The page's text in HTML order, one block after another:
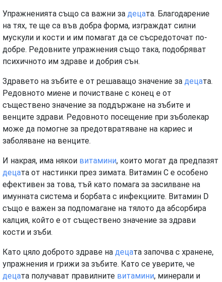
Упражненията също са важни за децата. Благодарение
на тях, те ще са във добра форма, изграждат силни
мускули и кости и им помагат да се съсредоточат по-
добре. Редовните упражнения също така, подобряват
психичното им здраве и добрия сън.
Здравето на зъбите е от решаващо значение за децата.
Редовното миене и почистване с конец е от
съществено значение за поддържане на зъбите и
венците здрави. Редовното посещение при зъболекар
може да помогне за предотвратяване на кариес и
заболяване на венците.
И накрая, има някои витамини, които могат да предпазят
децата от настинки през зимата. Витамин С е особено
ефективен за това, тъй като помага за засилване на
имунната система и борбата с инфекциите. Витамин D
също е важен за подпомагане на тялото да абсорбира
калция, който е от съществено значение за здрави
кости и зъби.
Като цяло доброто здраве на децата започва с хранене,
упражнения и грижи за зъбите. Като се уверите, че
децата получават правилните витамини, минерали и